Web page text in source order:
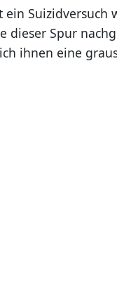
ein Suizidversuch
dieser Spur
ihnen eine